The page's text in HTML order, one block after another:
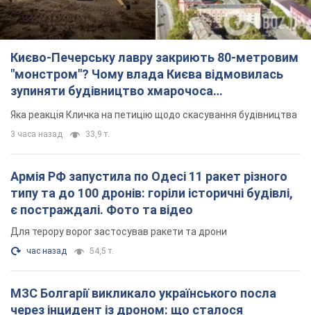
Києво-Печерську лавру закриють 80-метровим
"монстром"? Чому влада Києва відмовилась
зупиняти будівництво хмарочоса
"московського вірянина"
Яка реакція Кличка на петицію щодо скасування будівництва
3 часа назад 33,9 т.
Армія РФ запустила по Одесі 11 ракет різного
типу та до 100 дронів: горіли історичні будівлі,
є постраждалі. Фото та відео
Для терору ворог застосував ракети та дрони
час назад 54,5 т.
МЗС Болгарії викликало українського посла
через інцидент із дроном: що сталося